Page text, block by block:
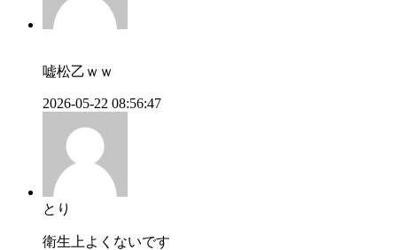
嘘松乙ｗｗ
2026-05-22 08:56:47
とり
衛生上よくないです